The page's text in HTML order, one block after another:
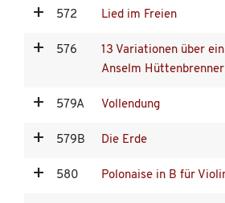
572 Lied im Freien
576
13 Variationen über
Anselm
579A Vollendung
579B Die Erde
580 Polonaise in B für